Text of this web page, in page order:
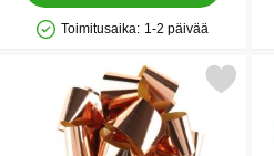
Saatavuus: Varastossa
Toimitusaika: 1-2 päivää
Merkitse ruusukultaiset